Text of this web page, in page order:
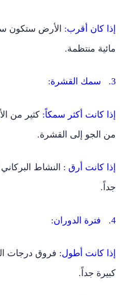
إذا كان أقرب:الأرض ستكون
مائية منتظمة.
3. سمك القشرة:
إذا كانت أكثر سمكاً:كثير من
من الجو إلى القشرة.
إذا كانت أرق : النشاط البركاني
جداً.
4. فترة الدوران:
إذا كانت أطول:فروق درجات
كبيرة جداً.